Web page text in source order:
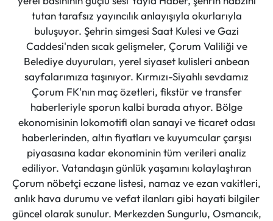
tutan tarafsız yayıncılık anlayışıyla okurlarıyla
buluşuyor. Şehrin simgesi Saat Kulesi ve Gazi
Caddesi'nden sıcak gelişmeler, Çorum Valiliği ve
Belediye duyuruları, yerel siyaset kulisleri anbean
sayfalarımıza taşınıyor. Kırmızı-Siyahlı sevdamız
Çorum FK'nın maç özetleri, fikstür ve transfer
haberleriyle sporun kalbi burada atıyor. Bölge
ekonomisinin lokomotifi olan sanayi ve ticaret odası
haberlerinden, altın fiyatları ve kuyumcular çarşısı
piyasasına kadar ekonominin tüm verileri analiz
ediliyor. Vatandaşın günlük yaşamını kolaylaştıran
Çorum nöbetçi eczane listesi, namaz ve ezan vakitleri,
anlık hava durumu ve vefat ilanları gibi hayati bilgiler
güncel olarak sunulur. Merkezden Sungurlu, Osmancık,